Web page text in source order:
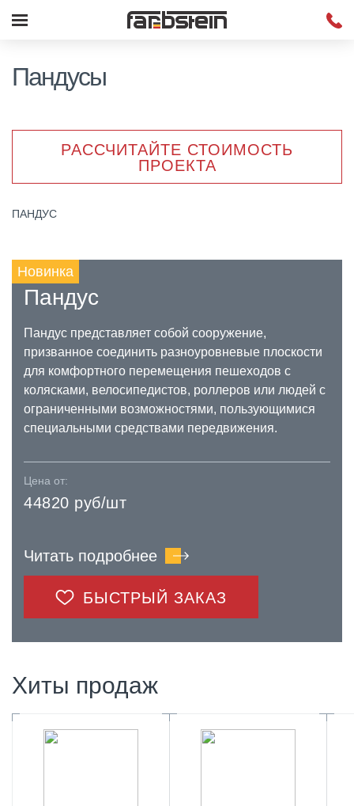
Пандусы
ПАНДУС
РАССЧИТАЙТЕ СТОИМОСТЬ
ПРОЕКТА
Новинка
Пандус
Пандус представляет собой сооружение,
призванное соединить разноуровневые плоскости
для комфортного перемещения пешеходов с
колясками, велосипедистов, роллеров или людей с
ограниченными возможностями, пользующимися
специальными средствами передвижения.
Цена от:
44820 руб/шт
Читать подробнее
БЫСТРЫЙ ЗАКАЗ
Хиты продаж